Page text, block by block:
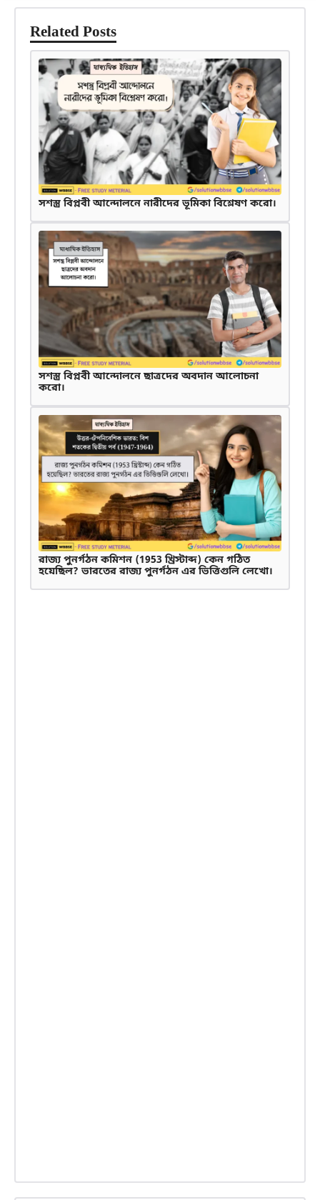
Related Posts
সশস্ত্র বিপ্লবী আন্দোলনে নারীদের ভূমিকা বিশ্লেষণ করো।
সশস্ত্র বিপ্লবী আন্দোলনে ছাত্রদের অবদান আলোচনা
করো।
রাজ্য পুনর্গঠন কমিশন (1953 খ্রিস্টাব্দ) কেন গঠিত
হয়েছিল? ভারতের রাজ্য পুনর্গঠন এর ভিত্তিগুলি লেখো।